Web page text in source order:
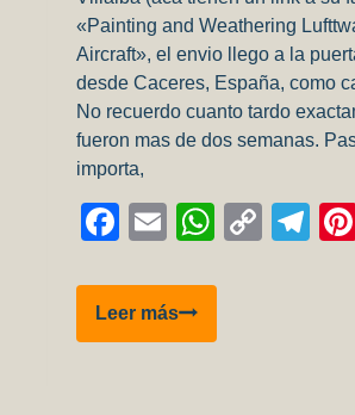
«Painting and Weathering
Aircraft», el envio llego a la
desde Caceres, España, como
No recuerdo cuanto tardo
fueron mas de dos semanas.
importa,
Facebook
Email Copy
Leer másReview
del